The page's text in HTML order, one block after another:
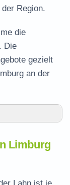
Region.
die
Die
gezielt
an der
in Limburg
Limburg